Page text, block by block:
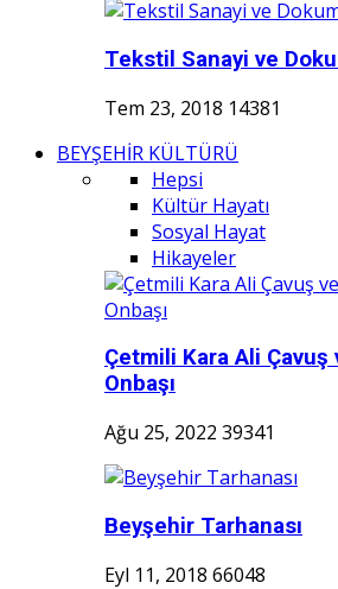
Tekstil Sanayi ve
Tem 23, 2018 14381
BEYŞEHİR KÜLTÜRÜ
Hepsi
Kültür Hayatı
Sosyal Hayat
Hikayeler
Çetmili Kara Ali
Onbaşı
Ağu 25, 2022 39341
Beyşehir Tarhanası
Eyl 11, 2018 66048